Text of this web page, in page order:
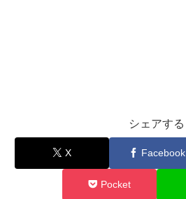
シェアする
X Facebook
Pocket